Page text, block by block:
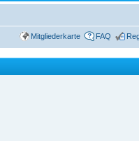
Mitgliederkarte FAQ